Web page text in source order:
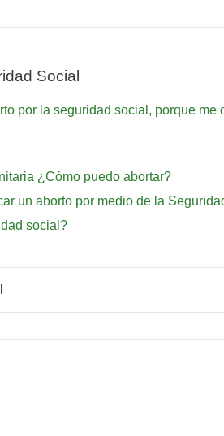
Social
por la seguridad social, porque
¿Cómo puedo abortar?
un aborto por medio de la
social?